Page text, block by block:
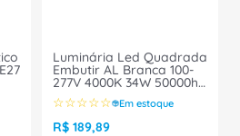
Luminária Led Quadrada
Embutir AL Branca 100-
277V 4000K 34W 50000h
4260 Lumens
Smartbright RC048
911401857785 Philips
☆☆☆☆☆ Em estoque
R$ 189,89